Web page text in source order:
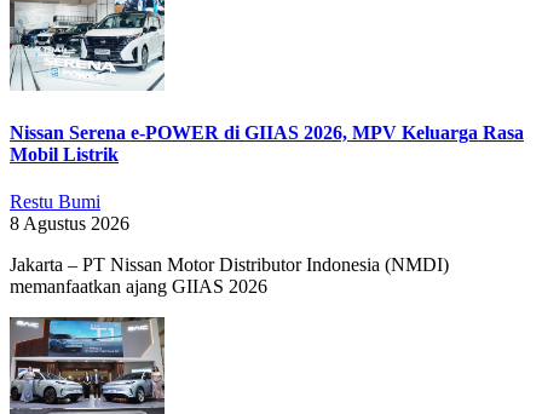
Nissan Serena e-POWER di GIIAS 2026, MPV Keluarga Rasa
Mobil Listrik
Restu Bumi
8 Agustus 2026
Jakarta – PT Nissan Motor Distributor Indonesia (NMDI)
memanfaatkan ajang GIIAS 2026